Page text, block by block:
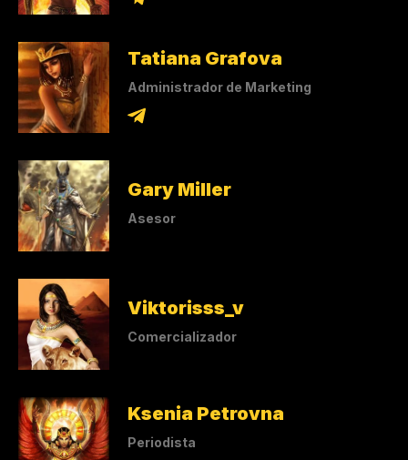
Tatiana Grafova
Administrador de Marketing
Gary Miller
Asesor
Viktorisss_v
Comercializador
Ksenia Petrovna
Periodista